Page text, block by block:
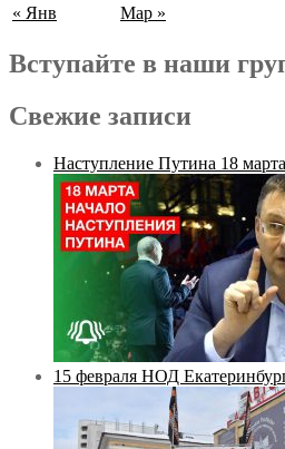
« Янв Мар »
Вступайте в наши
Свежие записи
Наступление Путина 18
15 февраля НОД